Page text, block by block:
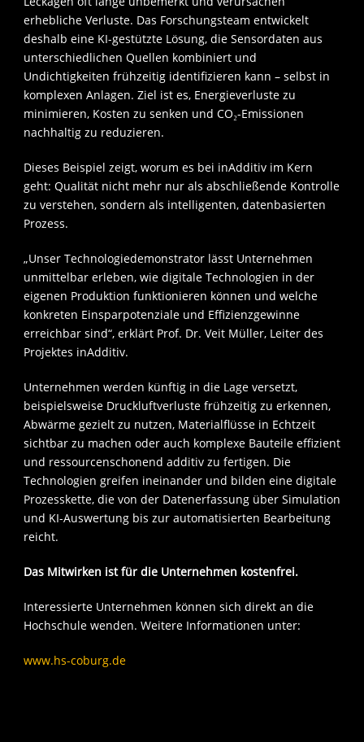
erhebliche Verluste. Das Forschungsteam entwickelt
deshalb eine KI-gestützte Lösung, die Sensordaten aus
unterschiedlichen Quellen kombiniert und
Undichtigkeiten frühzeitig identifizieren kann – selbst in
komplexen Anlagen. Ziel ist es, Energieverluste zu
minimieren, Kosten zu senken und CO₂-Emissionen
nachhaltig zu reduzieren.
Dieses Beispiel zeigt, worum es bei inAdditiv im Kern
geht: Qualität nicht mehr nur als abschließende Kontrolle
zu verstehen, sondern als intelligenten, datenbasierten
Prozess.
„Unser Technologiedemonstrator lässt Unternehmen
unmittelbar erleben, wie digitale Technologien in der
eigenen Produktion funktionieren können und welche
konkreten Einsparpotenziale und Effizienzgewinne
erreichbar sind“, erklärt Prof. Dr. Veit Müller, Leiter des
Projektes inAdditiv.
Unternehmen werden künftig in die Lage versetzt,
beispielsweise Druckluftverluste frühzeitig zu erkennen,
Abwärme gezielt zu nutzen, Materialflüsse in Echtzeit
sichtbar zu machen oder auch komplexe Bauteile effizient
und ressourcenschonend additiv zu fertigen. Die
Technologien greifen ineinander und bilden eine digitale
Prozesskette, die von der Datenerfassung über Simulation
und KI-Auswertung bis zur automatisierten Bearbeitung
reicht.
Das Mitwirken ist für die Unternehmen kostenfrei.
Interessierte Unternehmen können sich direkt an die
Hochschule wenden. Weitere Informationen unter:
www.hs-coburg.de